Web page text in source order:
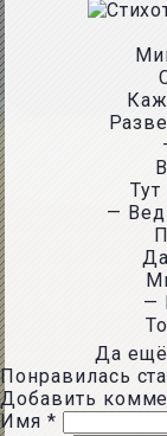
—
—
Да
Понравилась
Добавить
Имя *